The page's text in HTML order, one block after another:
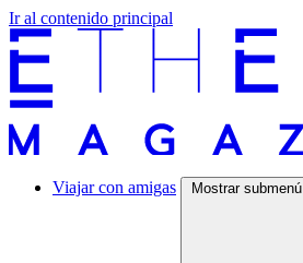
Ir al contenido principal
Viajar con amigas Mostrar submenú